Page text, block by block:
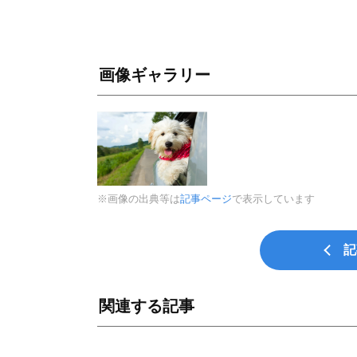
画像ギャラリー
※画像の出典等は記事ページで表示しています
関連する記事